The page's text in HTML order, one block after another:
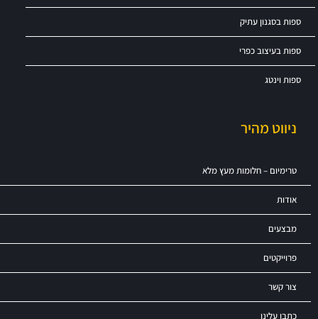
ספות בסגנון עתיק
ספות בעיצוב כפרי
ספות וינטג
ניווט מהיר
טרימיום – חלומות מעץ מלא
אודות
מבצעים
פרוייקטים
צור קשר
כתבו עלינו